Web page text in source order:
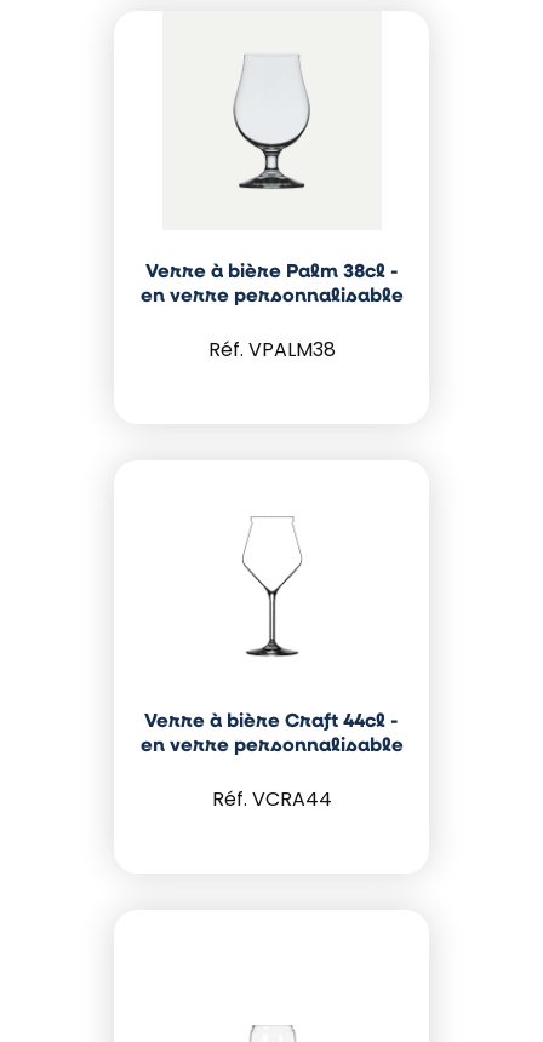
Verre à bière Palm 38cl -
en verre personnalisable
VPALM38
Verre à bière Craft 44cl -
en verre personnalisable
VCRA44